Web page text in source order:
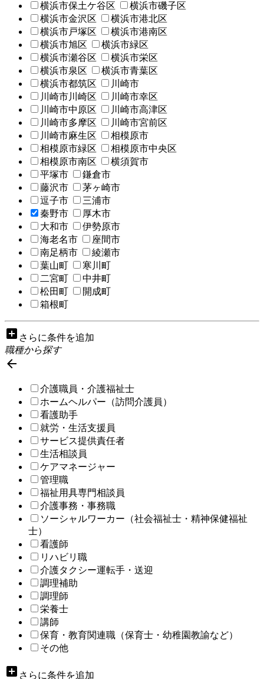
横浜市保土ケ谷区
横浜市磯子区
横浜市金沢区
横浜市港北区
横浜市戸塚区
横浜市港南区
横浜市旭区
横浜市緑区
横浜市瀬谷区
横浜市栄区
横浜市泉区
横浜市青葉区
横浜市都筑区
川崎市
川崎市川崎区
川崎市幸区
川崎市中原区
川崎市高津区
川崎市多摩区
川崎市宮前区
川崎市麻生区
相模原市
相模原市緑区
相模原市中央区
相模原市南区
横須賀市
平塚市
鎌倉市
藤沢市
茅ヶ崎市
逗子市
三浦市
秦野市
厚木市
大和市
伊勢原市
海老名市
座間市
南足柄市
綾瀬市
葉山町
寒川町
二宮町
中井町
松田町
開成町
箱根町
add_box さらに条件を追加
職種から探す

介護職員・介護福祉士
ホームヘルパー（訪問介護員）
看護助手
就労・生活支援員
サービス提供責任者
生活相談員
ケアマネージャー
管理職
福祉用具専門相談員
介護事務・事務職
ソーシャルワーカー（社会福祉士・精神保健福祉
士）
看護師
リハビリ職
介護タクシー運転手・送迎
調理補助
調理師
栄養士
講師
保育・教育関連職（保育士・幼稚園教諭など）
その他
add_box さらに条件を追加